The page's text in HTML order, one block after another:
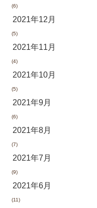
(6)
2021年12月
(5)
2021年11月
(4)
2021年10月
(5)
2021年9月
(6)
2021年8月
(7)
2021年7月
(9)
2021年6月
(11)